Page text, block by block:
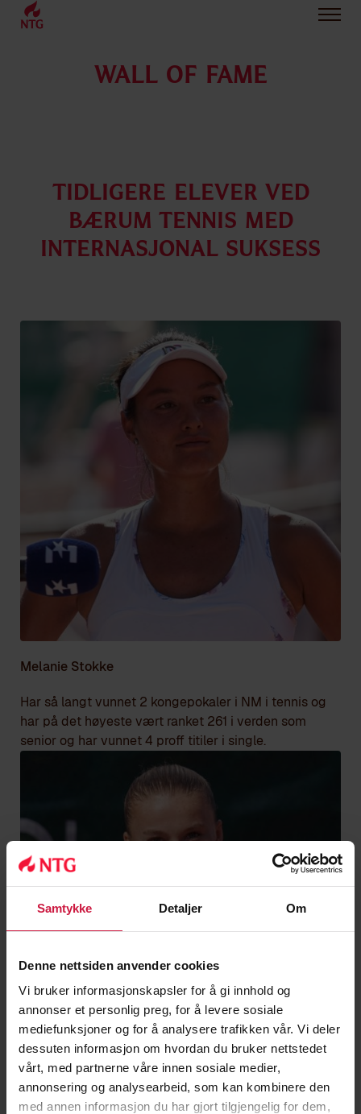
Samtykke Detaljer Om
Denne nettsiden anvender cookies
Vi bruker informasjonskapsler for å gi innhold og
annonser et personlig preg, for å levere sosiale
mediefunksjoner og for å analysere trafikken vår. Vi deler
dessuten informasjon om hvordan du bruker nettstedet
vårt, med partnerne våre innen sosiale medier,
annonsering og analysearbeid, som kan kombinere den
med annen informasjon du har gjort tilgjengelig for dem,
WALL OF FAME
Tidligere elever ved
Bærum Tennis med
internasjonal suksess
Melanie Stokke
Har så langt vunnet 2 kongepokaler i NM i tennis og
har på det høyeste vært ranket 261 i verden som
senior og har vunnet 4 proff titiler i single.
Malene Helgø